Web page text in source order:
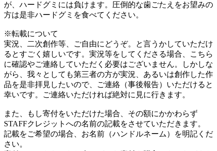
が、ハードグミには負けます。圧倒的な歯ごたえをお望みの
方は是非ハードグミを食べてください。
※転載について
実況、二次創作等、ご自由にどうぞ。と言うかしていただけ
るとすごく嬉しいです。実況等をしてくださる場合、こちら
に確認やご連絡していただく必要はございません。しかしな
がら、我々としても第三者の方が実況、あるいは創作した作
品を是非拝見したいので、ご連絡（事後報告）いただけると
幸いです。ご連絡いただければ絶対に見に行きます。
また、もし寄付をいただけた場合、その額にかかわらず
STAFFクレジットへの名前の記載をさせていただきます。
記載をご希望の場合、お名前（ハンドルネーム）を明記くだ
さい。